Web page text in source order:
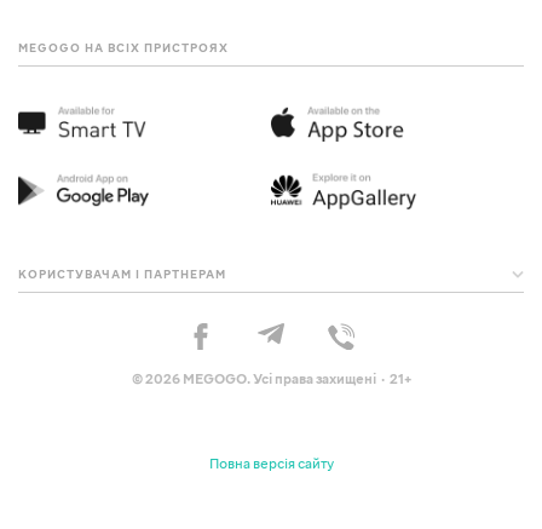
MEGOGO НА ВСІХ ПРИСТРОЯХ
КОРИСТУВАЧАМ І ПАРТНЕРАМ
© 2026 MEGOGO. Усі права захищені · 21+
Повна версія сайту